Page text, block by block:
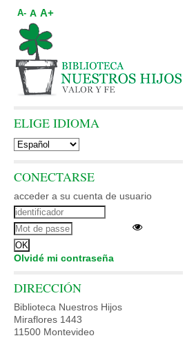
A- A A+
ELIGE IDIOMA
CONECTARSE
acceder a su cuenta de usuario
Olvidé mi contraseña
DIRECCIÓN
Biblioteca Nuestros Hijos
Miraflores 1443
11500 Montevideo